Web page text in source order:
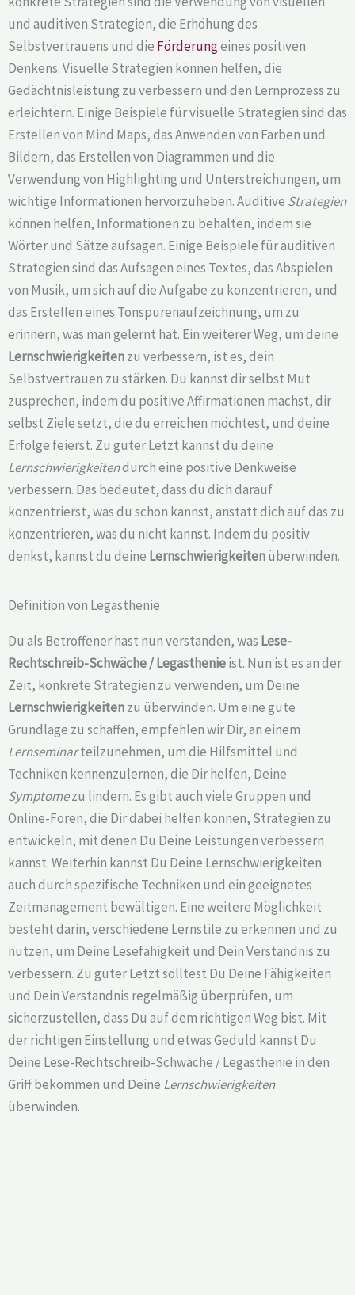
und auditiven Strategien, die Erhöhung des
Selbstvertrauens und die Förderungeines positiven
Denkens. Visuelle Strategien können helfen, die
Gedächtnisleistung zu verbessern und den Lernprozess zu
erleichtern. Einige Beispiele für visuelle Strategien sind das
Erstellen von Mind Maps, das Anwenden von Farben und
Bildern, das Erstellen von Diagrammen und die
Verwendung von Highlighting und Unterstreichungen, um
wichtige Informationen hervorzuheben. Auditive Strategien
können helfen, Informationen zu behalten, indem sie
Wörter und Sätze aufsagen. Einige Beispiele für auditiven
Strategien sind das Aufsagen eines Textes, das Abspielen
von Musik, um sich auf die Aufgabe zu konzentrieren, und
das Erstellen eines Tonspurenaufzeichnung, um zu
erinnern, was man gelernt hat. Ein weiterer Weg, um deine
Lernschwierigkeitenzu verbessern, ist es, dein
Selbstvertrauen zu stärken. Du kannst dir selbst Mut
zusprechen, indem du positive Affirmationen machst, dir
selbst Ziele setzt, die du erreichen möchtest, und deine
Erfolge feierst. Zu guter Letzt kannst du deine
Lernschwierigkeitendurch eine positive Denkweise
verbessern. Das bedeutet, dass du dich darauf
konzentrierst, was du schon kannst, anstatt dich auf das zu
konzentrieren, was du nicht kannst. Indem du positiv
denkst, kannst du deine Lernschwierigkeitenüberwinden.
Definition von Legasthenie
Du als Betroffener hast nun verstanden, was Lese-
Rechtschreib-Schwäche /Legasthenieist. Nun ist es an der
Zeit, konkrete Strategien zu verwenden, um Deine
Lernschwierigkeitenzu überwinden. Um eine gute
Grundlage zu schaffen, empfehlen wir Dir, an einem
Lernseminarteilzunehmen, um die Hilfsmittel und
Techniken kennenzulernen, die Dir helfen, Deine
Symptomezu lindern. Es gibt auch viele Gruppen und
Online-Foren, die Dir dabei helfen können, Strategien zu
entwickeln, mit denen Du Deine Leistungen verbessern
kannst. Weiterhin kannst Du Deine Lernschwierigkeiten
auch durch spezifische Techniken und ein geeignetes
Zeitmanagement bewältigen. Eine weitere Möglichkeit
besteht darin, verschiedene Lernstile zu erkennen und zu
nutzen, um Deine Lesefähigkeit und Dein Verständnis zu
verbessern. Zu guter Letzt solltest Du Deine Fähigkeiten
und Dein Verständnis regelmäßig überprüfen, um
sicherzustellen, dass Du auf dem richtigen Weg bist. Mit
der richtigen Einstellung und etwas Geduld kannst Du
Deine Lese-Rechtschreib-Schwäche / Legasthenie in den
Griff bekommen und Deine Lernschwierigkeiten
überwinden.